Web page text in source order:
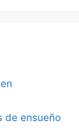
de ensueño